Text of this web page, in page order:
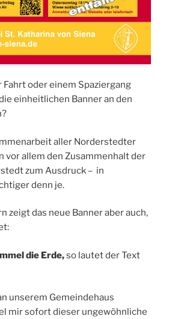
Fahrt oder einem Spaziergang
einheitlichen Banner an den
aller Norderstedter
vor allem den Zusammenhalt der
zum Ausdruck – in
denn je.
zeigt das neue Banner aber auch,
die Erde,so lautet der Text
unserem Gemeindehaus
mir sofort dieser ungewöhnliche